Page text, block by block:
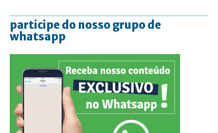
participe do nosso grupo de
whatsapp